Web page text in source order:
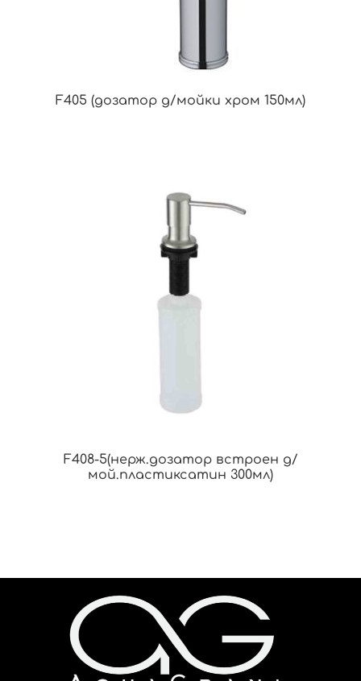
F405 (дозатор д/мойки хром 150мл)
F408-5(нерж.дозатор встроен д/
мой.пластиксатин 300мл)